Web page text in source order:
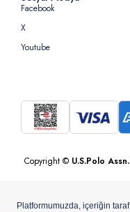
Facebook
X
Youtube
Copyright © U.S.Polo Assn.